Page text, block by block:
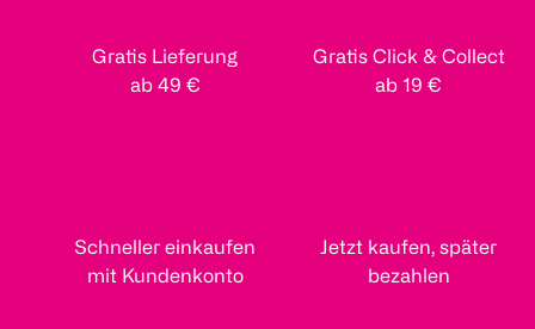
Gratis Lieferung
ab 49 €
Gratis Click & Collect
ab 19 €
Schneller einkaufen
mit Kundenkonto
Jetzt kaufen, später
bezahlen